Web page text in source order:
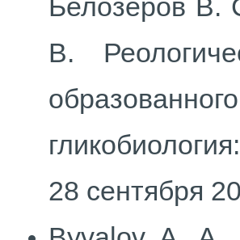
Белозеров В.
В.
28 сентября